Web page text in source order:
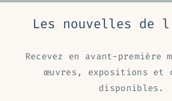
Les nouvelles de
Recevez en avant-première
œuvres, expositions et
disponibles.